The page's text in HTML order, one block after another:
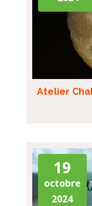
Atelier
19
octobre
2024